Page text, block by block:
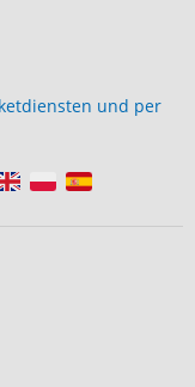
und per